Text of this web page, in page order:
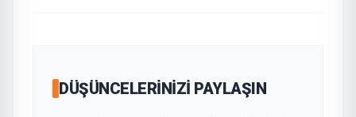
DÜŞÜNCELERINIZI PAYLAŞIN